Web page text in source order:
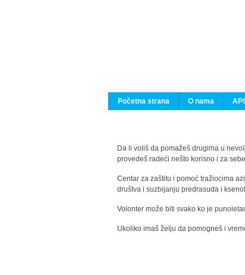
Početna strana
O nama
Da li voliš da pomažeš drugima u
provedeš radeći nešto korisno i za
Centar za zaštitu i pomoć tražiocima
društva i suzbijanju predrasuda i
Volonter može biti svako ko je
Ukoliko imaš želju da pomogneš i